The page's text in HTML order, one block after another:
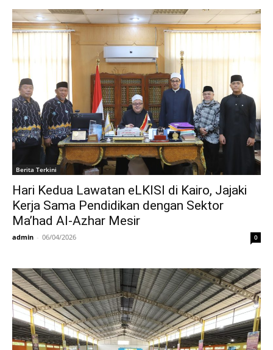
Berita Terkini
Hari Kedua Lawatan eLKISI di Kairo, Jajaki
Kerja Sama Pendidikan dengan Sektor
Ma’had Al-Azhar Mesir
admin - 06/04/2026 0